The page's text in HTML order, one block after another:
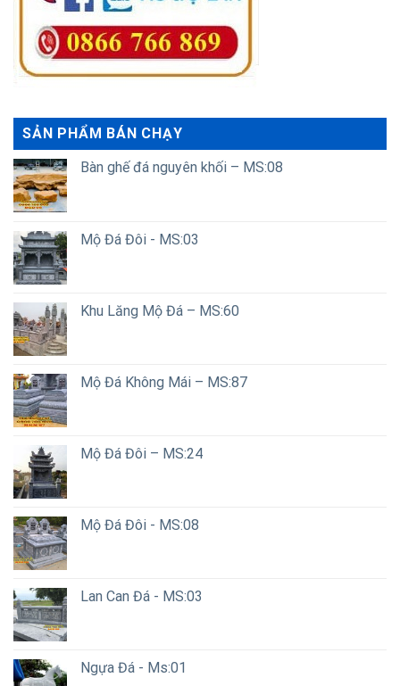
SẢN PHẨM BÁN CHẠY
Bàn ghế đá nguyên khối – MS:08
Mộ Đá Đôi - MS:03
Khu Lăng Mộ Đá – MS:60
Mộ Đá Không Mái – MS:87
Mộ Đá Đôi – MS:24
Mộ Đá Đôi - MS:08
Lan Can Đá - MS:03
Ngựa Đá - Ms:01